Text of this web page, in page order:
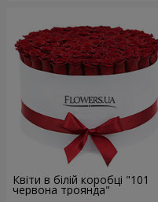
Квіти в білій коробці "101
червона троянда"